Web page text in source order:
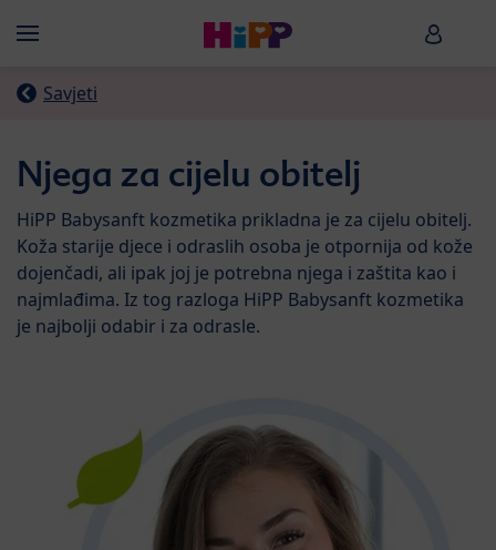
Menü HiPP
Savjeti
Njega za cijelu obitelj
HiPP Babysanft kozmetika prikladna je za cijelu obitelj.
Koža starije djece i odraslih osoba je otpornija od kože
dojenčadi, ali ipak joj je potrebna njega i zaštita kao i
najmlađima. Iz tog razloga HiPP Babysanft kozmetika
je najbolji odabir i za odrasle.